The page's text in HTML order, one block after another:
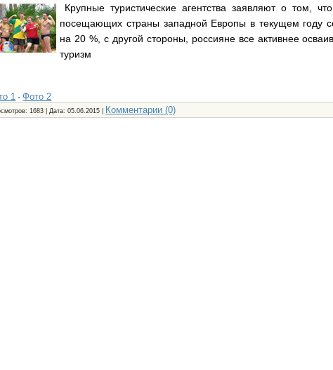
Крупные туристические агентства заявляют о том, что
посещающих страны западной Европы в текущем году
на 20 %, с другой стороны, россияне все активнее
туризм
1 ·Фото 2
1683 | Дата:05.06.2015 Комментарии (0)